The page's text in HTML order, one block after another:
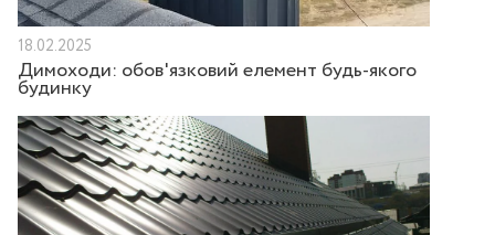
18.02.2025
Димоходи: обов'язковий елемент будь-якого
будинку